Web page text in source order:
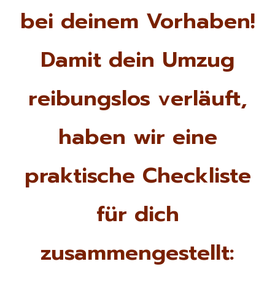
bei deinem Vorhaben!
Damit dein Umzug
reibungslos verläuft,
haben wir eine
praktische Checkliste
für dich
zusammengestellt: